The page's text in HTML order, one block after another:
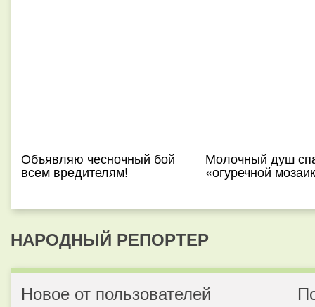
Объявляю чесночный бой
всем вредителям!
Молочный душ
«огуречной
НАРОДНЫЙ РЕПОРТЕР
Новое от пользователей